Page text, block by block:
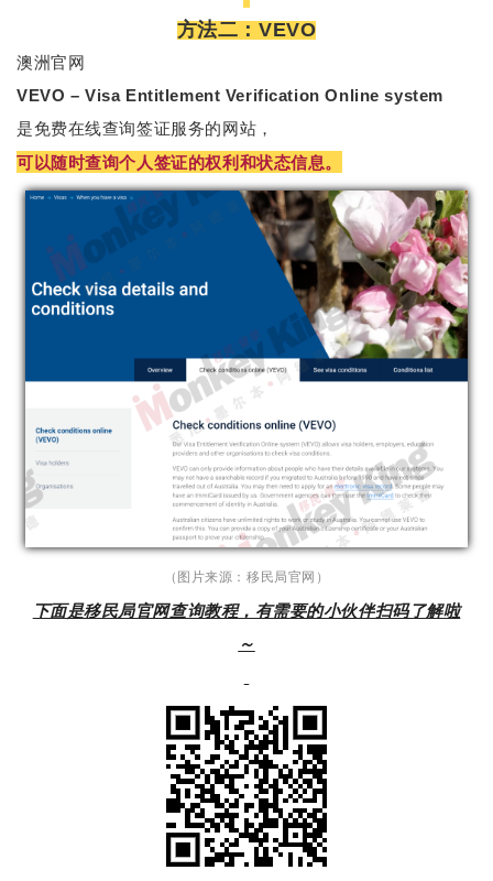
方法二：VEVO
澳洲官网
VEVO – Visa Entitlement Verification Online system
是免费在线查询签证服务的网站，
可以随时查询个人签证的权利和状态信息。
（图片来源：移民局官网）
下面是移民局官网查询教程，有需要的小伙伴扫码了解啦
～